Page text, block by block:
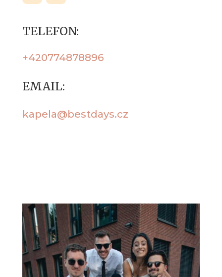
TELEFON:
+420774878896
EMAIL:
kapela@bestdays.cz